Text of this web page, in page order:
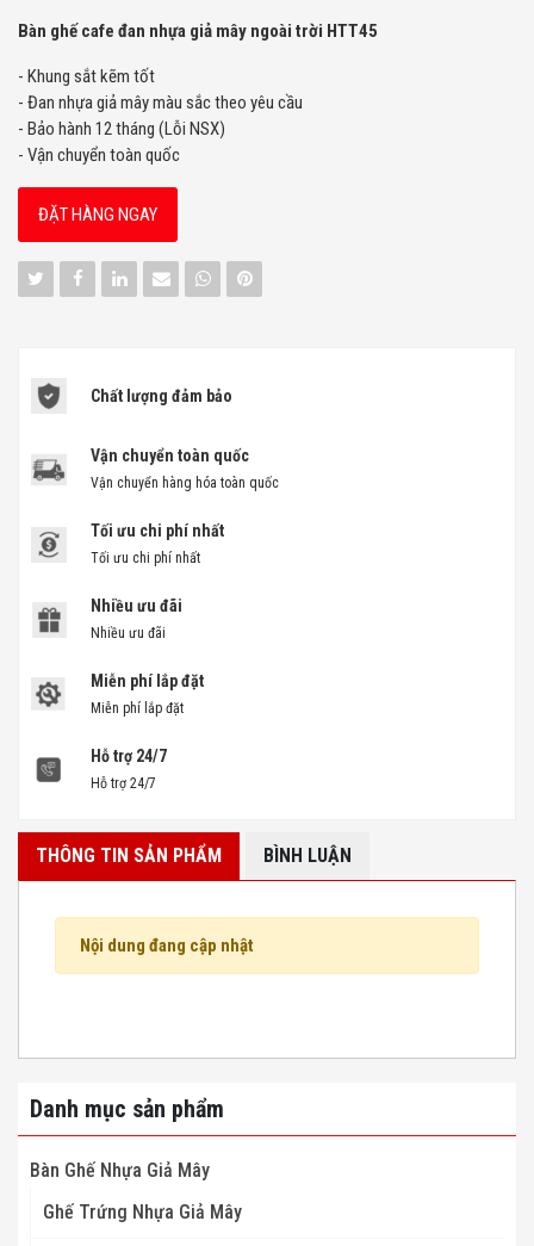
Bàn ghế cafe đan nhựa giả mây ngoài trời HTT45
- Khung sắt kẽm tốt
- Đan nhựa giả mây màu sắc theo yêu cầu
- Bảo hành 12 tháng (Lỗi NSX)
- Vận chuyển toàn quốc
ĐẶT HÀNG NGAY
Chất lượng đảm bảo
Vận chuyển toàn quốc
Vận chuyển hàng hóa toàn quốc
Tối ưu chi phí nhất
Tối ưu chi phí nhất
Nhiều ưu đãi
Nhiều ưu đãi
Miễn phí lắp đặt
Miễn phí lắp đặt
Hỗ trợ 24/7
Hỗ trợ 24/7
THÔNG TIN SẢN PHẨM BÌNH LUẬN
Nội dung đang cập nhật
Danh mục sản phẩm
Bàn Ghế Nhựa Giả Mây
Ghế Trứng Nhựa Giả Mây